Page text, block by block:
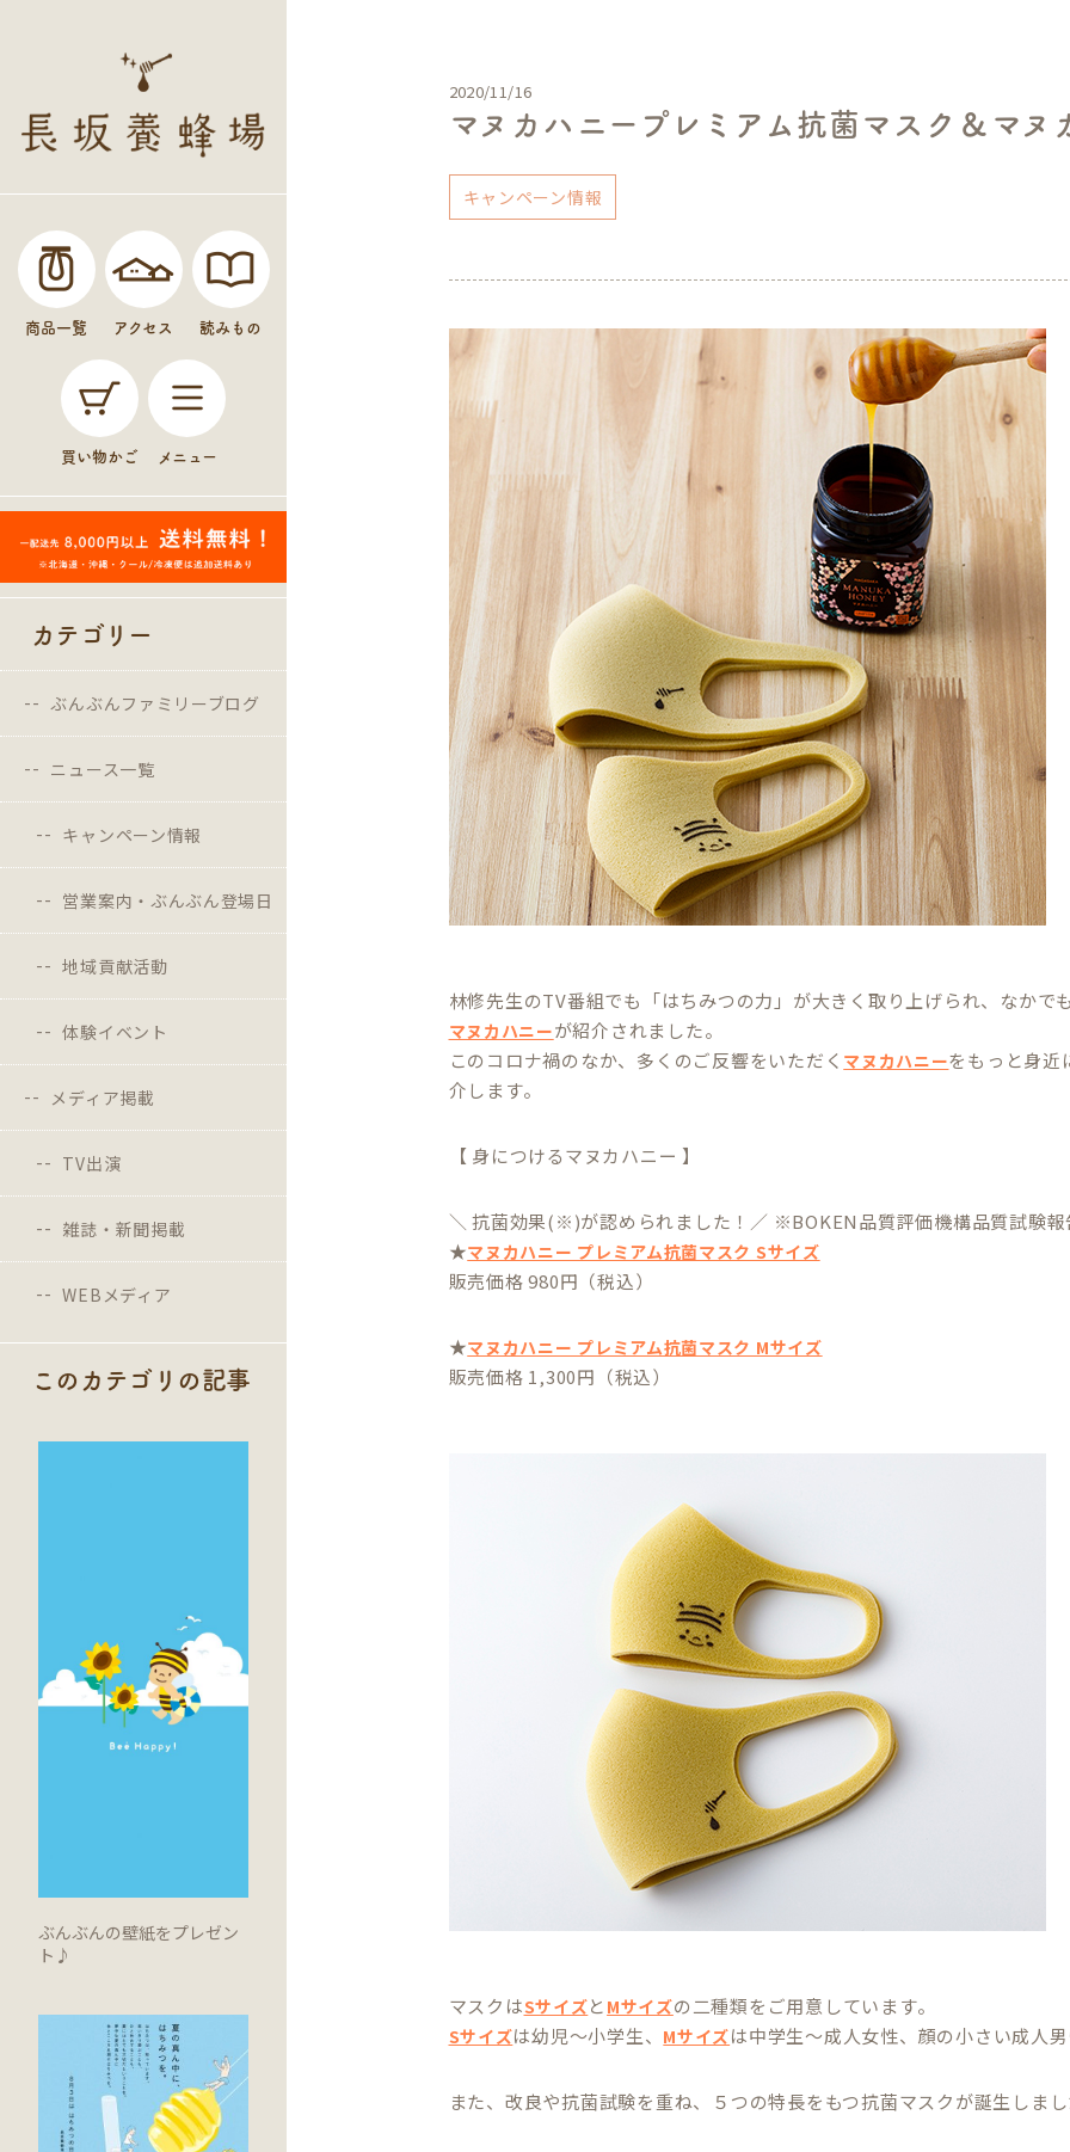
商品一覧 アクセス 読みもの
買い物かご メニュー
カテゴリー
ぶんぶんファミリーブログ
ニュース一覧
キャンペーン情報
営業案内・ぶんぶん登場日
地域貢献活動
体験イベント
メディア掲載
TV出演
雑誌・新聞掲載
WEBメディア
このカテゴリの記事
ぶんぶんの壁紙をプレゼン
ト♪
2020/11/16
マヌカハニープレミアム抗菌マスク＆マヌ
キャンペーン情報
林修先生のTV番組でも「はちみつの力」が大きく取り上げられ、なかで
マヌカハニーが紹介されました。
このコロナ禍のなか、多くのご反響をいただく マヌカハニーをもっと身近
介します。
【 身につけるマヌカハニー 】
＼ 抗菌効果(※)が認められました！／ ※BOKEN品質評価機構品質試験報
★マヌカハニー プレミアム抗菌マスク Sサイズ
販売価格 980円（税込）
★マヌカハニー プレミアム抗菌マスク Mサイズ
販売価格 1,300円（税込）
マスクはSサイズと Mサイズの二種類をご用意しています。
Sサイズは幼児～小学生、 Mサイズは中学生～成人女性、顔の小さい成人
また、改良や抗菌試験を重ね、５つの特長をもつ抗菌マスクが誕生しまし